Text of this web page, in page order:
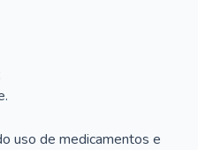
uso de medicamentos e